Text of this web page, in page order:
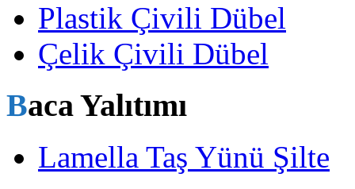
Plastik Çivili Dübel
Çelik Çivili Dübel
Baca Yalıtımı
Lamella Taş Yünü Şilte